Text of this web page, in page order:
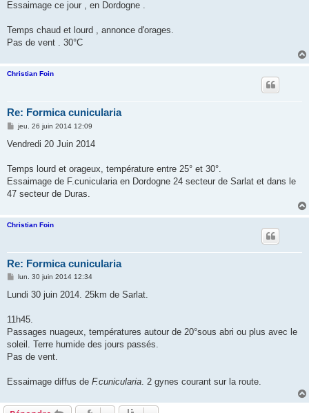
a
Essaimage ce jour , en Dordogne .
Temps chaud et lourd , annonce d'orages.
Pas de vent . 30°C
Christian Foin
Re: Formica cunicularia
M
s
g
jeu. 26 juin 2014 12:09
Vendredi 20 Juin 2014
Temps lourd et orageux, température entre 25° et 30°.
Essaimage de F.cunicularia en Dordogne 24 secteur de Sarlat et dans le
47 secteur de Duras.
Christian Foin
Re: Formica cunicularia
M
s
g
lun. 30 juin 2014 12:34
Lundi 30 juin 2014. 25km de Sarlat.
11h45.
Passages nuageux, températures autour de 20°sous abri ou plus avec le
soleil. Terre humide des jours passés.
Pas de vent.
Essaimage diffus de F.cunicularia. 2 gynes courant sur la route.